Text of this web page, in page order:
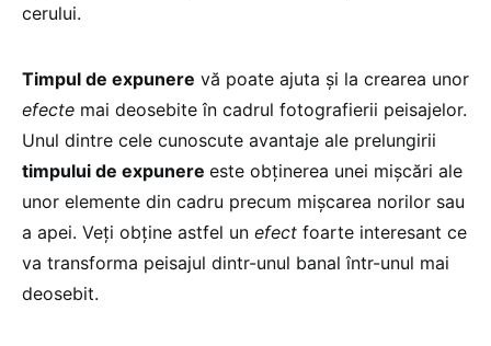
cerului.
Timpul de expunere vă poate ajuta şi la crearea unor
efecte mai deosebite în cadrul fotografierii peisajelor.
Unul dintre cele cunoscute avantaje ale prelungirii
timpului de expunere este obţinerea unei mişcări ale
unor elemente din cadru precum mişcarea norilor sau
a apei. Veţi obţine astfel un efect foarte interesant ce
va transforma peisajul dintr-unul banal într-unul mai
deosebit.